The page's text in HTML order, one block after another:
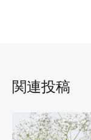
関連投稿